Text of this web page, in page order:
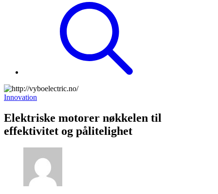
Innovation
Elektriske motorer nøkkelen til
effektivitet og pålitelighet